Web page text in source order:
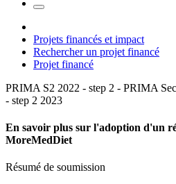
Projets financés et impact
Rechercher un projet financé
Projet financé
PRIMA S2 2022 - step 2 - PRIMA
- step 2 2023
En savoir plus sur l'adoption d'un
MoreMedDiet
Résumé de soumission